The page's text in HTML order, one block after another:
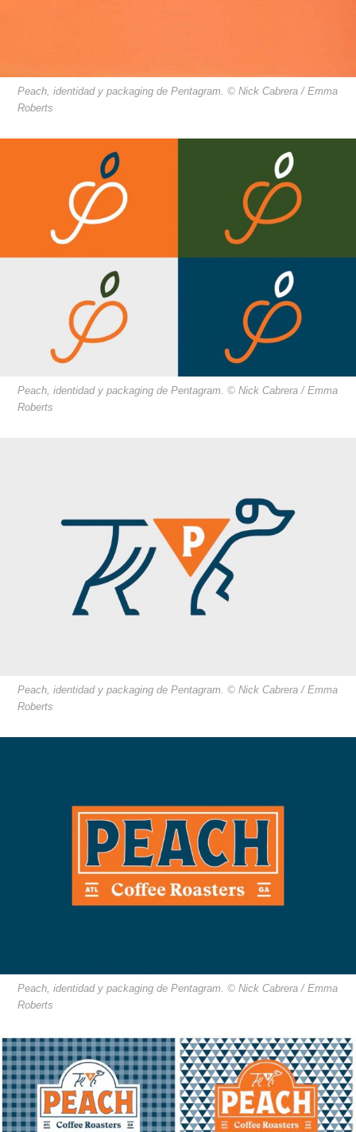
Peach, identidad y packaging de Pentagram. © Nick Cabrera / Emma
Roberts
Peach, identidad y packaging de Pentagram. © Nick Cabrera / Emma
Roberts
Peach, identidad y packaging de Pentagram. © Nick Cabrera / Emma
Roberts
Peach, identidad y packaging de Pentagram. © Nick Cabrera / Emma
Roberts